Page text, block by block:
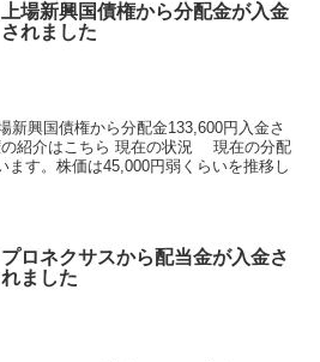
上場新興国債権から分配金が入金
されました
興国債権から分配金133,600円入金さ
の紹介はこちら 現在の状況 現在の分配
ます。株価は45,000円弱くらいを推移し
プロネクサスから配当金が入金さ
れました